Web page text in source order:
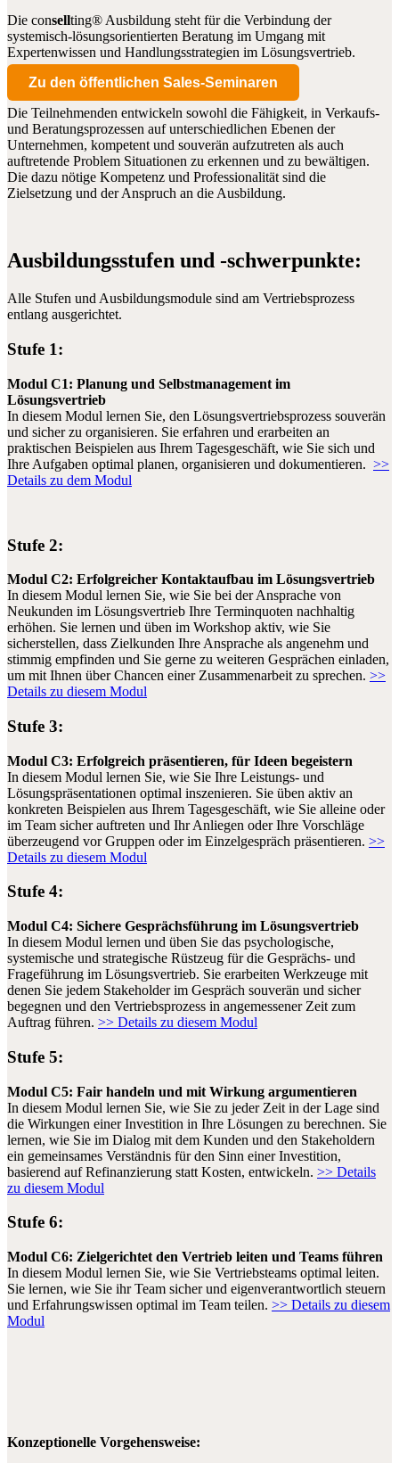
Die consellting® Ausbildung steht für die Verbindung der
systemisch-lösungsorientierten Beratung im Umgang mit
Expertenwissen und Handlungsstrategien im Lösungsvertrieb.
Zu den öffentlichen Sales-Seminaren
Die Teilnehmenden entwickeln sowohl die Fähigkeit, in Verkaufs-
und Beratungsprozessen auf unterschiedlichen Ebenen der
Unternehmen, kompetent und souverän aufzutreten als auch
auftretende Problem Situationen zu erkennen und zu bewältigen.
Die dazu nötige Kompetenz und Professionalität sind die
Zielsetzung und der Anspruch an die Ausbildung.
Ausbildungsstufen und -schwerpunkte:
Alle Stufen und Ausbildungsmodule sind am Vertriebsprozess
entlang ausgerichtet.
Stufe 1:
Modul C1: Planung und Selbstmanagement im
Lösungsvertrieb
In diesem Modul lernen Sie, den Lösungsvertriebsprozess souverän
und sicher zu organisieren. Sie erfahren und erarbeiten an
praktischen Beispielen aus Ihrem Tagesgeschäft, wie Sie sich und
Ihre Aufgaben optimal planen, organisieren und dokumentieren. >>
Details zu dem Modul
Stufe 2:
Modul C2: Erfolgreicher Kontaktaufbau im Lösungsvertrieb
In diesem Modul lernen Sie, wie Sie bei der Ansprache von
Neukunden im Lösungsvertrieb Ihre Terminquoten nachhaltig
erhöhen. Sie lernen und üben im Workshop aktiv, wie Sie
sicherstellen, dass Zielkunden Ihre Ansprache als angenehm und
stimmig empfinden und Sie gerne zu weiteren Gesprächen einladen,
um mit Ihnen über Chancen einer Zusammenarbeit zu sprechen. >>
Details zu diesem Modul
Stufe 3:
Modul C3: Erfolgreich präsentieren, für Ideen begeistern
In diesem Modul lernen Sie, wie Sie Ihre Leistungs- und
Lösungspräsentationen optimal inszenieren. Sie üben aktiv an
konkreten Beispielen aus Ihrem Tagesgeschäft, wie Sie alleine oder
im Team sicher auftreten und Ihr Anliegen oder Ihre Vorschläge
überzeugend vor Gruppen oder im Einzelgespräch präsentieren. >>
Details zu diesem Modul
Stufe 4:
Modul C4: Sichere Gesprächsführung im Lösungsvertrieb
In diesem Modul lernen und üben Sie das psychologische,
systemische und strategische Rüstzeug für die Gesprächs- und
Frageführung im Lösungsvertrieb. Sie erarbeiten Werkzeuge mit
denen Sie jedem Stakeholder im Gespräch souverän und sicher
begegnen und den Vertriebsprozess in angemessener Zeit zum
Auftrag führen. >> Details zu diesem Modul
Stufe 5:
Modul C5: Fair handeln und mit Wirkung argumentieren
In diesem Modul lernen Sie, wie Sie zu jeder Zeit in der Lage sind
die Wirkungen einer Investition in Ihre Lösungen zu berechnen. Sie
lernen, wie Sie im Dialog mit dem Kunden und den Stakeholdern
ein gemeinsames Verständnis für den Sinn einer Investition,
basierend auf Refinanzierung statt Kosten, entwickeln. >> Details
zu diesem Modul
Stufe 6:
Modul C6: Zielgerichtet den Vertrieb leiten und Teams führen
In diesem Modul lernen Sie, wie Sie Vertriebsteams optimal leiten.
Sie lernen, wie Sie ihr Team sicher und eigenverantwortlich steuern
und Erfahrungswissen optimal im Team teilen. >> Details zu diesem
Modul
Konzeptionelle Vorgehensweise: